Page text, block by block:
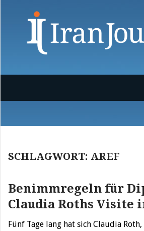
SCHLAGWORT: AREF
Benimmregeln für
Claudia Roths Visite
Fünf Tage lang hat sich Claudia